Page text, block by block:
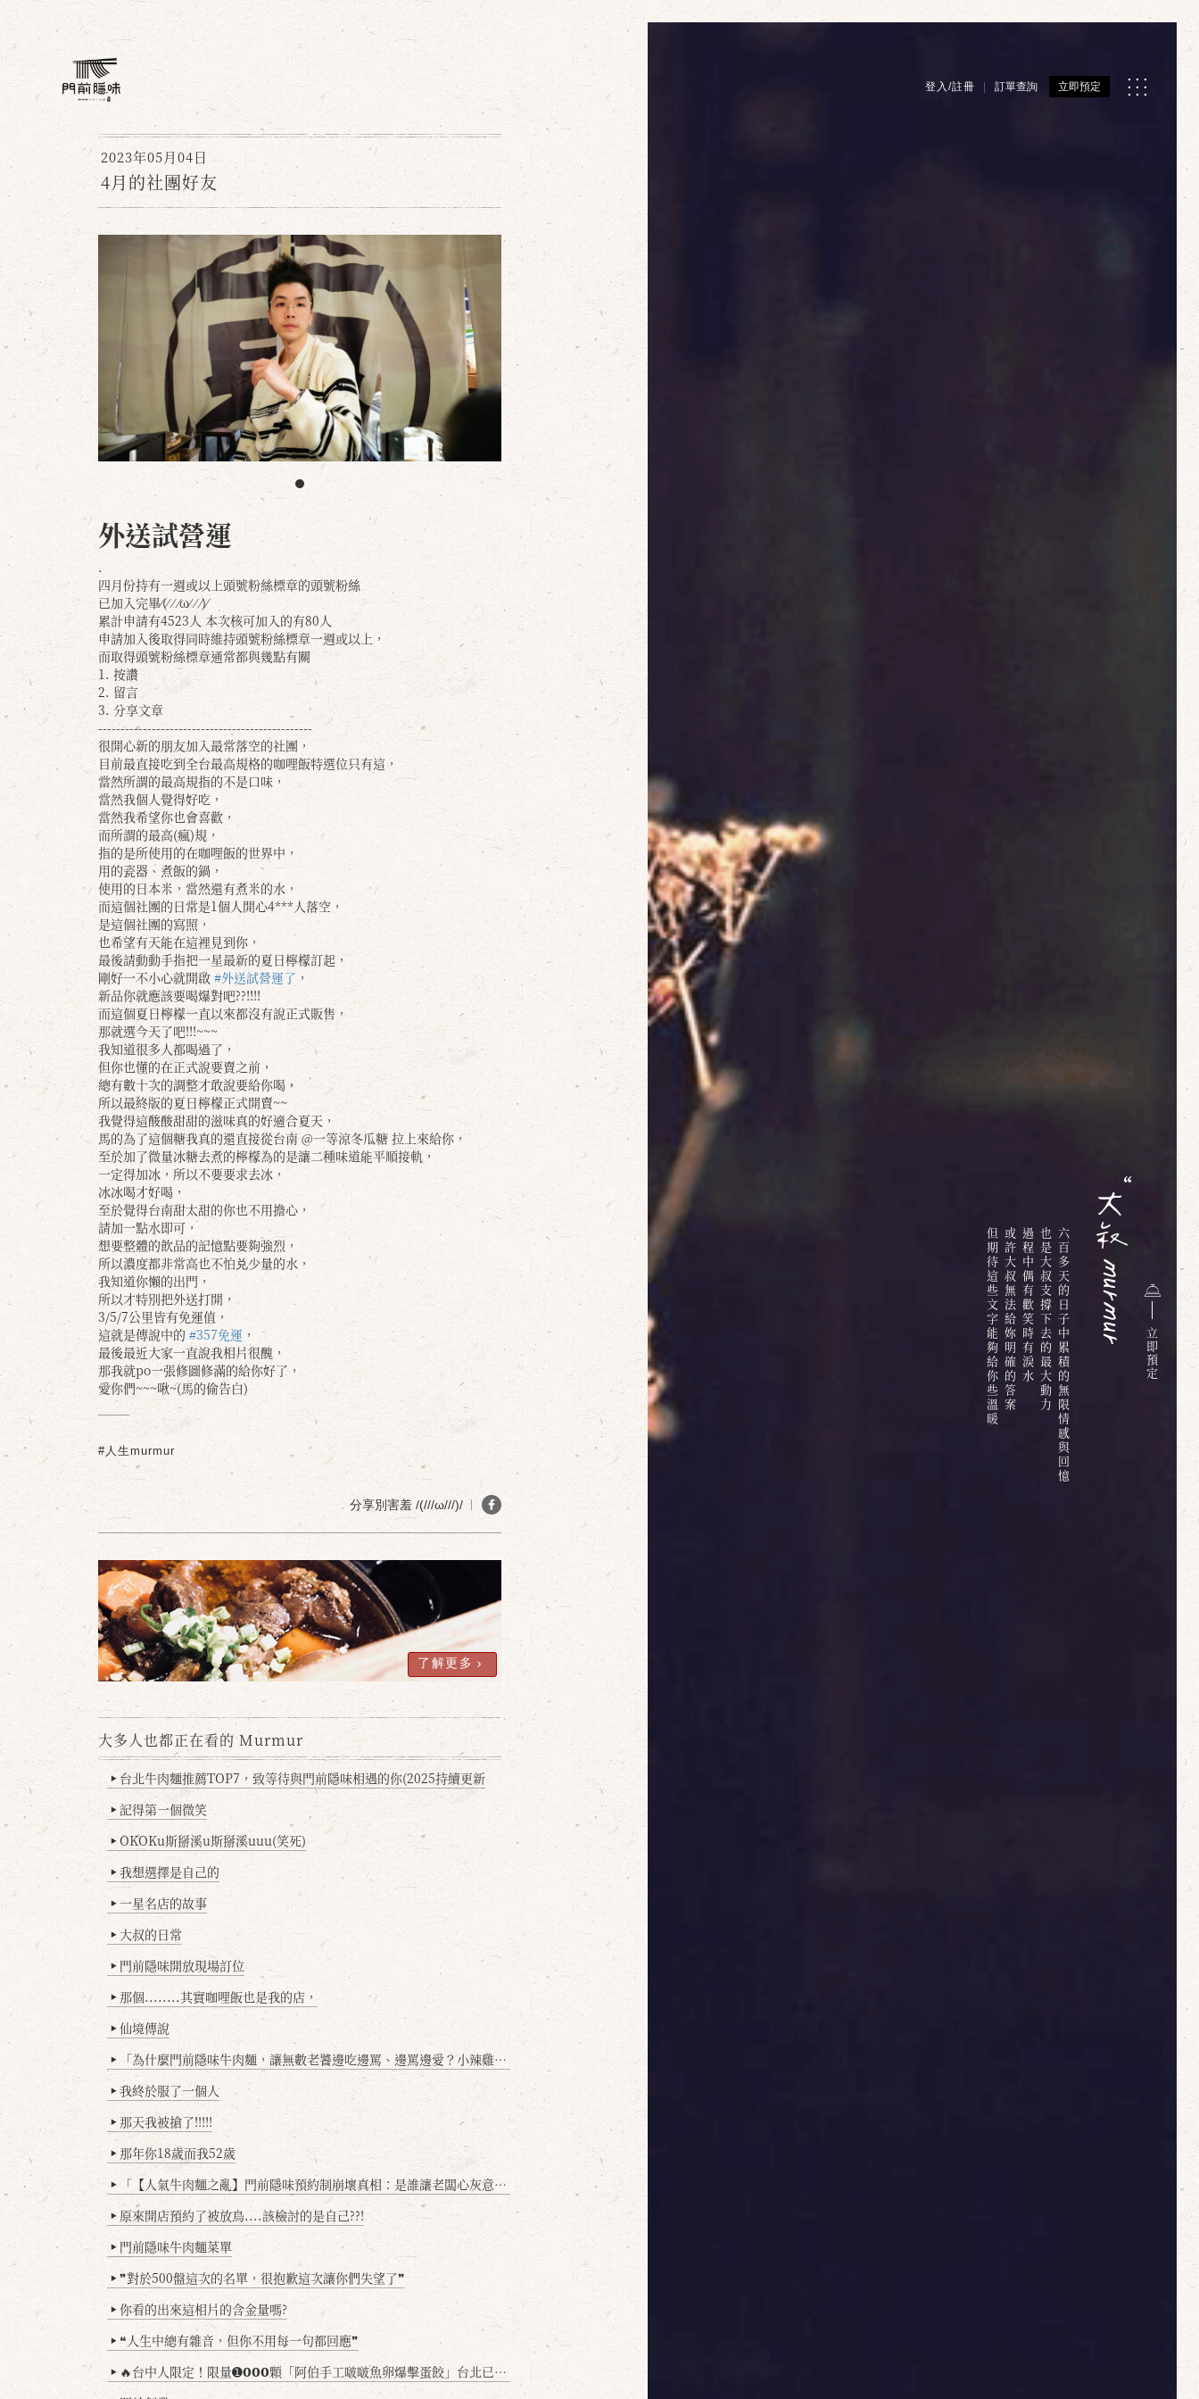
登入/註冊 訂單查詢 立即預定
六百多天的日子中累積的無限情感與回憶
也是大叔支撐下去的最大動力
過程中偶有歡笑時有淚水
或許大叔無法給妳明確的答案
但期待這些文字能夠給你些溫暖
2023年05月04日
4月的社團好友
外送試營運
.
四月份持有一週或以上頭號粉絲標章的頭號粉絲
已加入完畢⁄(⁄ ⁄ ⁄ω⁄ ⁄ ⁄)⁄
累計申請有4523人 本次核可加入的有80人
申請加入後取得同時維持頭號粉絲標章一週或以上，
而取得頭號粉絲標章通常都與幾點有關
1. 按讚
2. 留言
3. 分享文章
------------------------------------------------
很開心新的朋友加入最常落空的社團，
目前最直接吃到全台最高規格的咖哩飯特選位只有這，
當然所謂的最高規指的不是口味，
當然我個人覺得好吃，
當然我希望你也會喜歡，
而所謂的最高(瘋)規，
指的是所使用的在咖哩飯的世界中，
用的瓷器、煮飯的鍋，
使用的日本米，當然還有煮米的水，
而這個社團的日常是1個人開心4***人落空，
是這個社團的寫照，
也希望有天能在這裡見到你，
最後請動動手指把一星最新的夏日檸檬訂起，
剛好一不小心就開啟 #外送試營運了 ，
新品你就應該要喝爆對吧??!!!!
而這個夏日檸檬一直以來都沒有說正式販售，
那就選今天了吧!!!~~~
我知道很多人都喝過了，
但你也懂的在正式說要賣之前，
總有數十次的調整才敢說要給你喝，
所以最終版的夏日檸檬正式開賣~~
我覺得這酸酸甜甜的滋味真的好適合夏天，
馬的為了這個糖我真的還直接從台南 @一等涼冬瓜糖 拉上來給你，
至於加了微量冰糖去煮的檸檬為的是讓二種味道能平順接軌，
一定得加冰，所以不要要求去冰，
冰冰喝才好喝，
至於覺得台南甜太甜的你也不用擔心，
請加一點水即可，
想要整體的飲品的記憶點要夠強烈，
所以濃度都非常高也不怕兑少量的水，
我知道你懶的出門，
所以才特別把外送打開，
3/5/7公里皆有免運值，
這就是傳說中的 #357免運 ，
最後最近大家一直說我相片很醜，
那我就po一張修圖修滿的給你好了，
愛你們~~~啾~(馬的偷告白)
#人生murmur
分享別害羞 /(///ω///)/
了解更多
大多人也都正在看的 Murmur
▶ 台北牛肉麵推薦TOP7，致等待與門前隱味相遇的你(2025持續更新
▶ 記得第一個微笑
▶ OKOKu斯掰溪u斯掰溪uuu(笑死)
▶ 我想選擇是自己的
▶ 一星名店的故事
▶ 大叔的日常
▶ 門前隱味開放現場訂位
▶ 那個........其實咖哩飯也是我的店，
▶ 仙境傳說
▶ 「為什麼門前隱味牛肉麵，讓無數老饕邊吃邊罵、邊罵邊愛？小辣雞揭密！」
▶ 我終於服了一個人
▶ 那天我被搶了!!!!!
▶ 那年你18歲而我52歲
▶ 「【人氣牛肉麵之亂】門前隱味預約制崩壞真相：是誰讓老闆心灰意冷？」
▶ 原來開店預約了被放鳥....該檢討的是自己??!
▶ 門前隱味牛肉麵菜單
▶ ❞對於500盤這次的名單，很抱歉這次讓你們失望了❞
▶ 你看的出來這相片的含金量嗎?
▶ ❝人生中總有雜音，但你不用每一句都回應❞
▶ 🔥台中人限定！限量➊𝟬𝟬𝟬顆「阿伯手工啵啵魚卵爆擊蛋餃」台北已被搶爆2萬顆，最後名額門前隱味只留給你！🥟💥
立
即
預
定
確定 取消